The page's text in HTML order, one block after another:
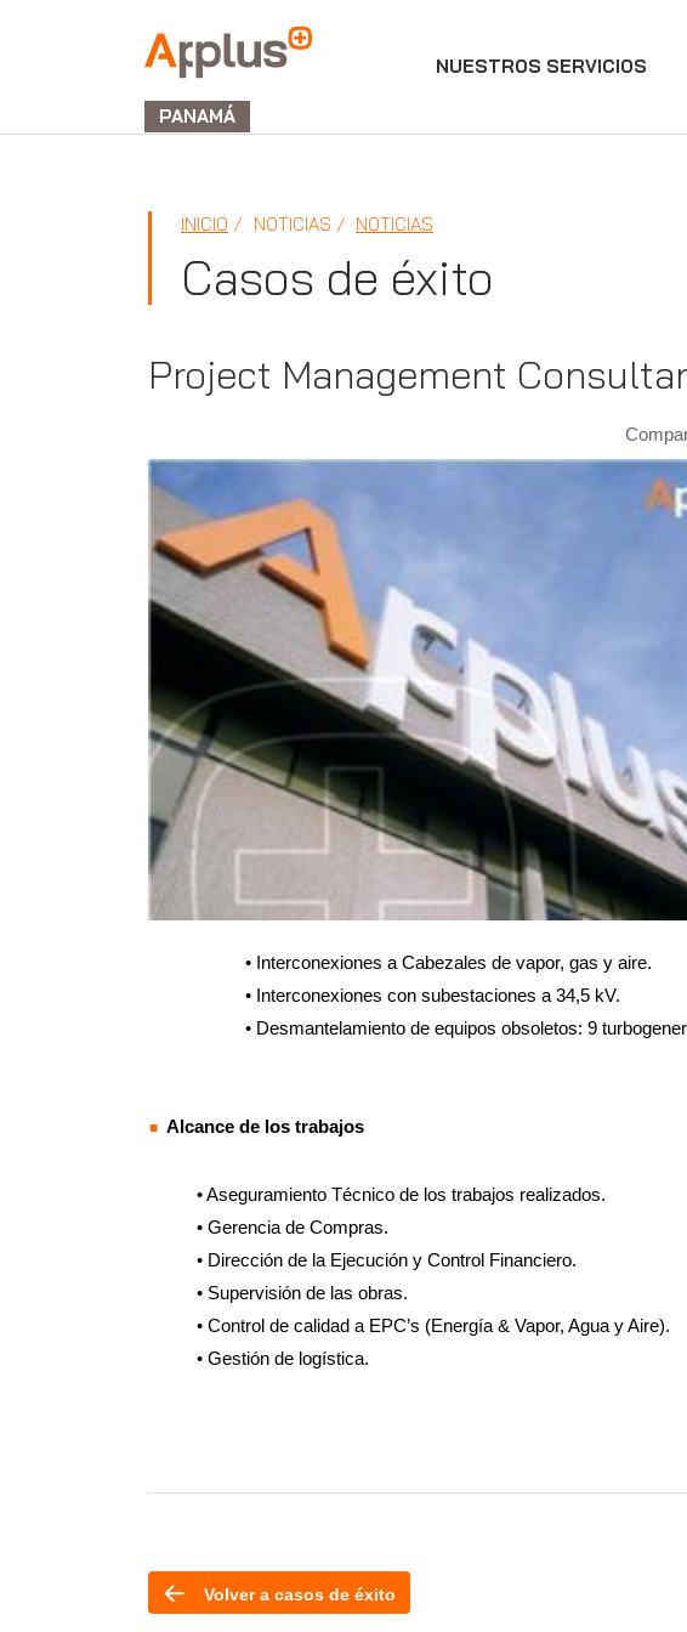
APPLUS+
GROUP
PANAMÁ
NUESTROS SERVICIOS
INICIO NOTICIAS NOTICIAS
Casos de éxito
Project Management
• Interconexiones a Cabezales de vapor, gas y aire.
• Interconexiones con subestaciones a 34,5 kV.
• Desmantelamiento de equipos obsoletos: 9
Alcance de los trabajos
• Aseguramiento Técnico de los trabajos realizados.
• Gerencia de Compras.
• Dirección de la Ejecución y Control Financiero.
• Supervisión de las obras.
• Control de calidad a EPC’s (Energía & Vapor, Agua y Aire).
• Gestión de logística.
Volver a casos de éxito